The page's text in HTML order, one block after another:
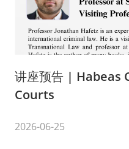
讲座预告 | Habeas
Courts
2026-06-25